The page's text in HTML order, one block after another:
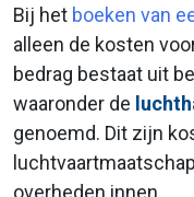
Bij het boeken van
alleen de kosten
bedrag bestaat uit
waaronder de
genoemd. Dit zijn
overheden innen.